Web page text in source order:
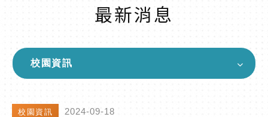
最新消息
校園資訊
校園資訊 2024-09-18